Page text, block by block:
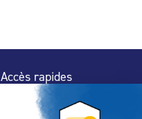
Accès rapides
Espace Presse